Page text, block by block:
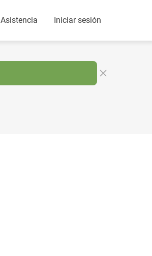
Asistencia Iniciar sesión